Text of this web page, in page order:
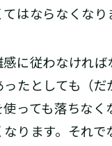
はならなくなり
に従わなければ
たとしても（
っても落ちな
ります。それ